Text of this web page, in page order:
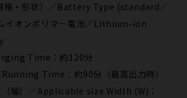
格・形状）／Battery Type (standard／
イオンポリマー電池／Lithium-ion
Time：約120分
Running Time：約90分（最高出力時）
（幅）／Applicable size Width (W)：